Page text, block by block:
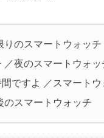
のスマートウォッチ
／夜のスマートウォッ
ですよ ／スマート
のスマートウォッチ